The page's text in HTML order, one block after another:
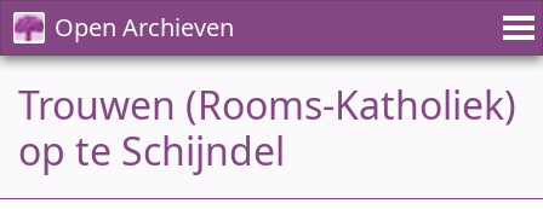
Open Archieven
Trouwen (Rooms-Katholiek)
op te Schijndel